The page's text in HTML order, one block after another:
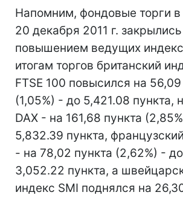
Напомним, фондовые торги в
20 декабря 2011 г. закрылись
повышением ведущих
итогам торгов британский
FTSE 100 повысился на 56,09
(1,05%) - до 5,421.08 пункта,
DAX - на 161,68 пункта
5,832.39 пункта,
- на 78,02 пункта (2,62%) - до
3,052.22 пункта, а
индекс SMI поднялся на